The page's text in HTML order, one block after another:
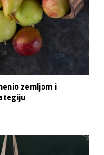
zemljom i